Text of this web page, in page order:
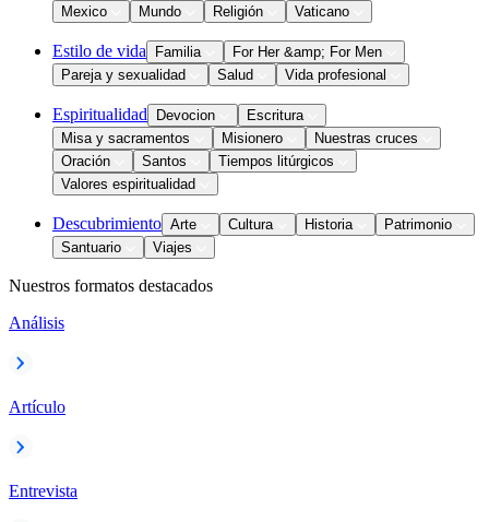
Mexico
Mundo Religión Vaticano
Estilo de vida Familia
For Her &amp; For Men
Pareja y sexualidad
Salud Vida profesional
Espiritualidad Devocion
Escritura
Misa y sacramentos
Misionero
Nuestras cruces
Oración
Santos
Tiempos litúrgicos
Valores espiritualidad
Descubrimiento Arte Cultura Historia
Patrimonio
Santuario
Viajes
Nuestros formatos destacados
Análisis
Artículo
Entrevista